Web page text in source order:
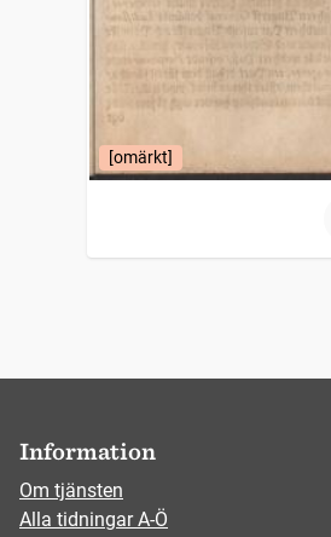
[omärkt]
Information
Om tjänsten
Alla tidningar A-Ö